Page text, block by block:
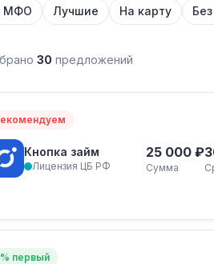
МФО Лучшие На карту
30 предложений
Кнопка займ
Лицензия ЦБ РФ
25 000 ₽
Сумма
первый